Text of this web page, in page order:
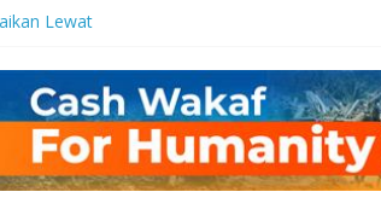
Lewat
Manfaat
dari Serua:
Yayasan
Tauhiid